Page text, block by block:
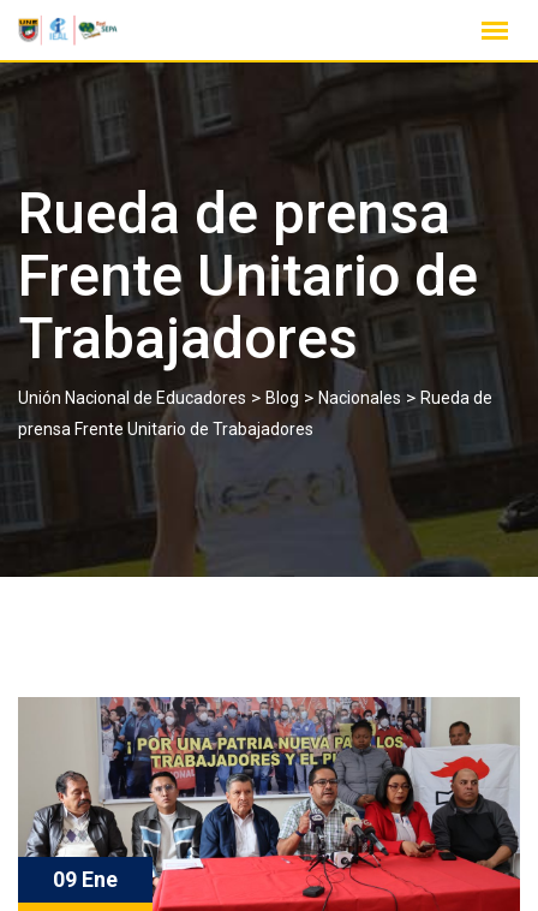
Rueda de prensa
Frente Unitario de
Trabajadores
Unión Nacional de Educadores > Blog > Nacionales > Rueda de
prensa Frente Unitario de Trabajadores
09 Ene